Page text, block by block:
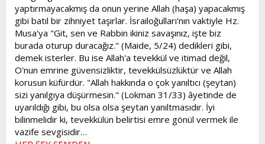
yaptırmayacakmış da onun yerine Allah (haşa) yapacakmış
gibi batıl bir zihniyet taşırlar. İsrailoğulları'nın vaktiyle Hz.
Musa'ya "Git, sen ve Rabbin ikiniz savaşınız, işte biz
burada oturup duracağız." (Maide, 5/24) dedikleri gibi,
demek isterler. Bu ise Allah'a tevekkül ve itimad değil,
O'nun emrine güvensizliktir, tevekkülsüzlüktür ve Allah
korusun küfürdür. "Allah hakkında o çok yanıltıcı (şeytan)
sizi yanılgıya düşürmesin." (Lokman 31/33) âyetinde de
uyarıldığı gibi, bu olsa olsa şeytan yanıltmasıdır. İyi
bilinmelidir ki, tevekkülün belirtisi emre gönül vermek ile
vazife sevgisidir…